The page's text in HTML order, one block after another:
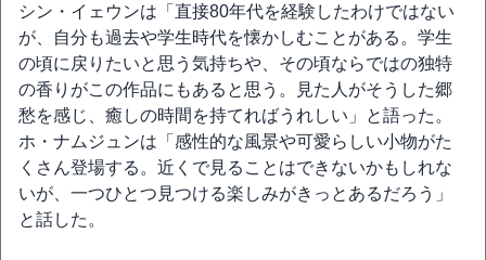
シン・イェウンは「直接80年代を経験したわけではない
が、自分も過去や学生時代を懐かしむことがある。学生
の頃に戻りたいと思う気持ちや、その頃ならではの独特
の香りがこの作品にもあると思う。見た人がそうした郷
愁を感じ、癒しの時間を持てればうれしい」と語った。
ホ・ナムジュンは「感性的な風景や可愛らしい小物がた
くさん登場する。近くで見ることはできないかもしれな
いが、一つひとつ見つける楽しみがきっとあるだろう」
と話した。